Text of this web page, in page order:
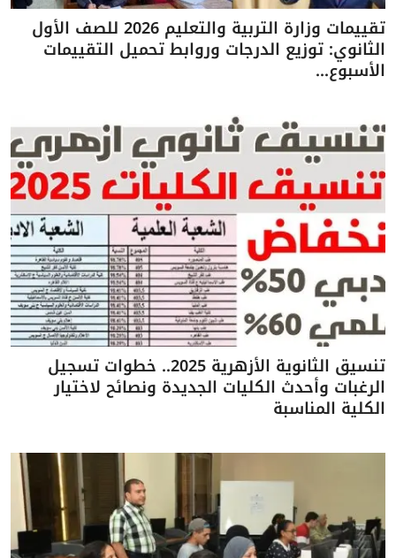
تقييمات وزارة التربية والتعليم 2026 للصف الأول
الثانوي: توزيع الدرجات وروابط تحميل التقييمات
الأسبوع...
تنسيق الثانوية الأزهرية 2025.. خطوات تسجيل
الرغبات وأحدث الكليات الجديدة ونصائح لاختيار
الكلية المناسبة